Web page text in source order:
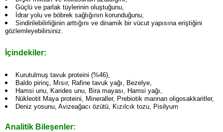
Güçlü ve parlak tüylerinin oluştuğunu,
İdrar yolu ve böbrek sağlığının korunduğunu,
Sindirilebilirliğinin arttığını ve dinamik bir vücut yapısına eriştiğini
gözlemleyebilirsiniz.
İçindekiler:
Kurutulmuş tavuk proteini (%46),
Baldo pirinç, Mısır, Rafine tavuk yağı, Bezelye,
Hamsi unu, Karides unu, Bira mayası, Hamsi yağı,
Nükleotit Maya proteini, Mineraller, Prebiotik mannan oligosakkaritler,
Deniz yosunu, Avizeağacı özütü, Kızılcık tozu, Pisilyum
Analitik Bileşenler: